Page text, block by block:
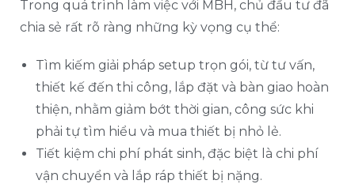
Trong quá trình làm việc với MBH, chủ đầu tư đã
chia sẻ rất rõ ràng những kỳ vọng cụ thể:
Tìm kiếm giải pháp setup trọn gói, từ tư vấn,
thiết kế đến thi công, lắp đặt và bàn giao hoàn
thiện, nhằm giảm bớt thời gian, công sức khi
phải tự tìm hiểu và mua thiết bị nhỏ lẻ.
Tiết kiệm chi phí phát sinh, đặc biệt là chi phí
vận chuyển và lắp ráp thiết bị nặng.